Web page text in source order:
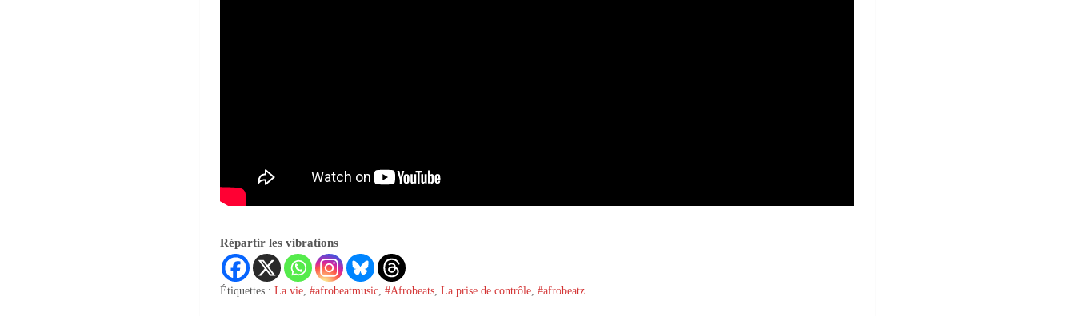
Répartir les vibrations
Étiquettes : La vie,#afrobeatmusic,#Afrobeats,La prise de contrôle,#afrobeatz